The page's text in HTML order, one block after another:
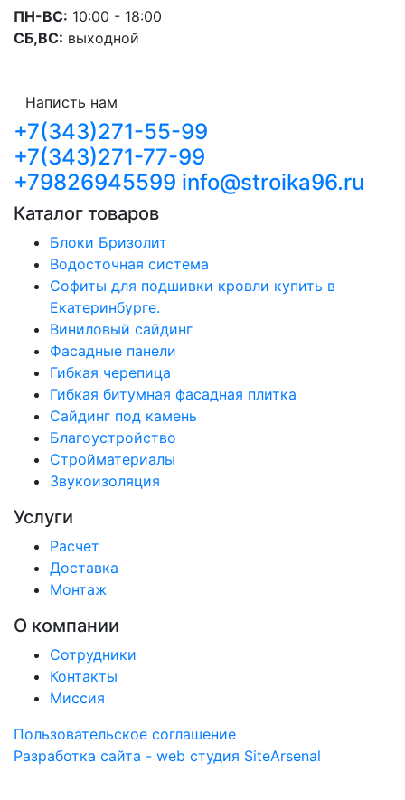
ПН-ВС: 10:00 - 18:00
СБ,ВС: выходной
Написть нам
+7(343)271-55-99
+7(343)271-77-99
+79826945599 info@stroika96.ru
Каталог товаров
Блоки Бризолит
Водосточная система
Софиты для подшивки кровли купить в
Екатеринбурге.
Виниловый сайдинг
Фасадные панели
Гибкая черепица
Гибкая битумная фасадная плитка
Сайдинг под камень
Благоустройство
Стройматериалы
Звукоизоляция
Услуги
Расчет
Доставка
Монтаж
О компании
Сотрудники
Контакты
Миссия
Пользовательское соглашение
Разработка сайта - web студия SiteArsenal